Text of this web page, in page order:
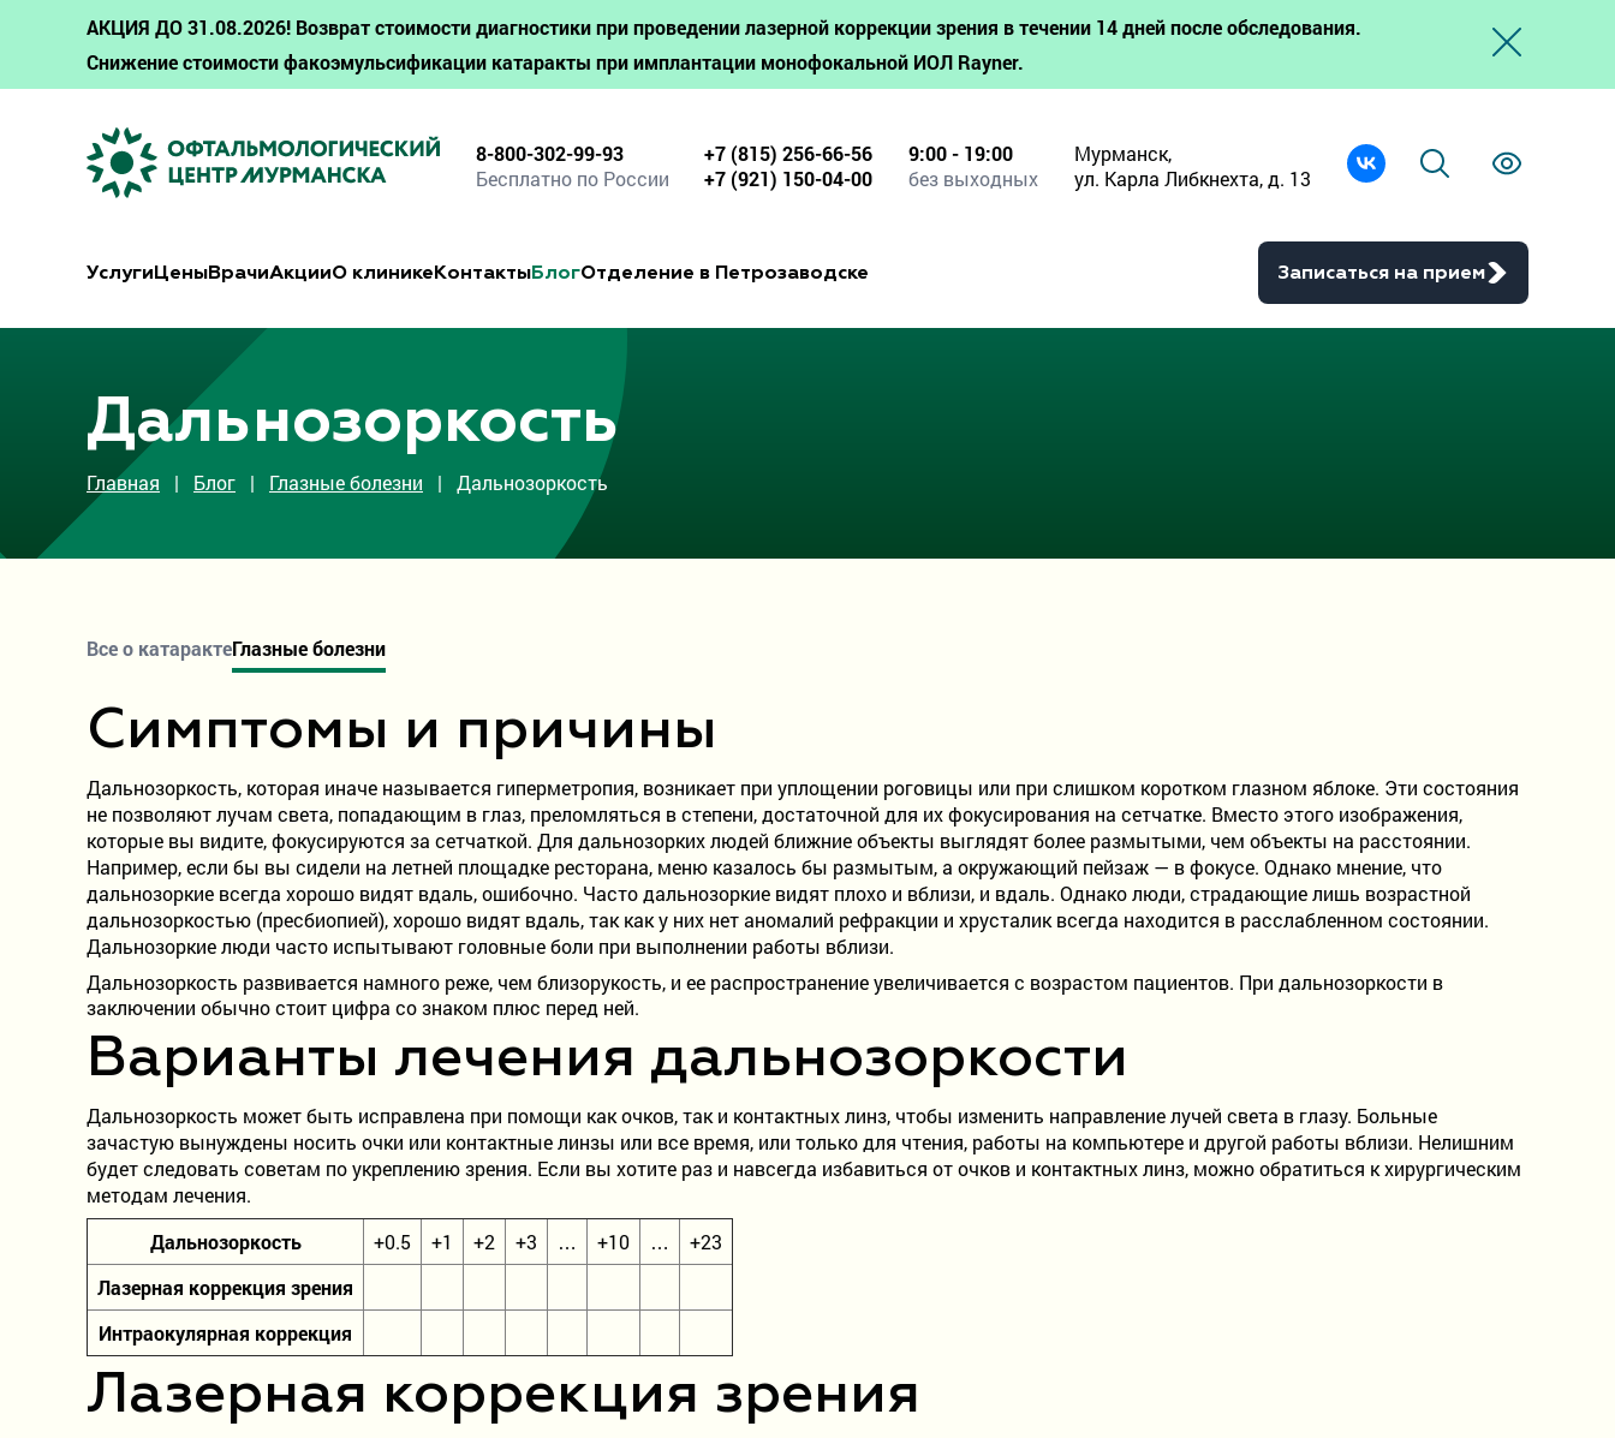
АКЦИЯ ДО 31.08.2026! Возврат стоимости диагностики при проведении лазерной коррекции зрения в течении 14 дней после обследования.
Снижение стоимости факоэмульсификации катаракты при имплантации монофокальной ИОЛ Rayner.
8-800-302-99-93
Бесплатно по России
+7 (815) 256-66-56
+7 (921) 150-04-00
9:00 - 19:00
без выходных
Мурманск,
ул. Карла Либкнехта, д. 13
УслугиЦеныВрачиАкцииО клиникеКонтактыБлогОтделение в Петрозаводске Записаться на прием
Дальнозоркость
Главная | Блог | Глазные болезни | Дальнозоркость
Все о катарактеГлазные болезни
Симптомы и причины
Дальнозоркость, которая иначе называется гиперметропия, возникает при уплощении роговицы или при слишком коротком глазном яблоке. Эти состояния
не позволяют лучам света, попадающим в глаз, преломляться в степени, достаточной для их фокусирования на сетчатке. Вместо этого изображения,
которые вы видите, фокусируются за сетчаткой. Для дальнозорких людей ближние объекты выглядят более размытыми, чем объекты на расстоянии.
Например, если бы вы сидели на летней площадке ресторана, меню казалось бы размытым, а окружающий пейзаж — в фокусе. Однако мнение, что
дальнозоркие всегда хорошо видят вдаль, ошибочно. Часто дальнозоркие видят плохо и вблизи, и вдаль. Однако люди, страдающие лишь возрастной
дальнозоркостью (пресбиопией), хорошо видят вдаль, так как у них нет аномалий рефракции и хрусталик всегда находится в расслабленном состоянии.
Дальнозоркие люди часто испытывают головные боли при выполнении работы вблизи.
Дальнозоркость развивается намного реже, чем близорукость, и ее распространение увеличивается с возрастом пациентов. При дальнозоркости в
заключении обычно стоит цифра со знаком плюс перед ней.
Варианты лечения дальнозоркости
Дальнозоркость может быть исправлена при помощи как очков, так и контактных линз, чтобы изменить направление лучей света в глазу. Больные
зачастую вынуждены носить очки или контактные линзы или все время, или только для чтения, работы на компьютере и другой работы вблизи. Нелишним
будет следовать советам по укреплению зрения. Если вы хотите раз и навсегда избавиться от очков и контактных линз, можно обратиться к хирургическим
методам лечения.
Дальнозоркость
+0.5 +1 +2 +3 … +10 …
+23
Лазерная коррекция зрения
Интраокулярная коррекция
Лазерная коррекция зрения